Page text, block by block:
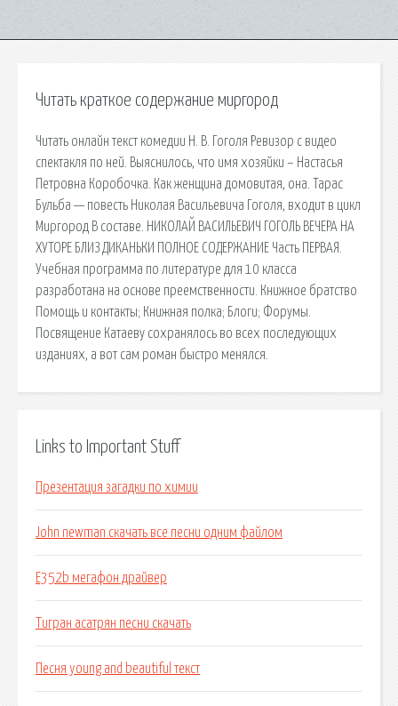
Читать краткое содержание миргород
Читать онлайн текст комедии Н. В. Гоголя Ревизор с видео
спектакля по ней. Выяснилось, что имя хозяйки – Настасья
Петровна Коробочка. Как женщина домовитая, она. Тарас
Бульба — повесть Николая Васильевича Гоголя, входит в цикл
Миргород В составе. НИКОЛАЙ ВАСИЛЬЕВИЧ ГОГОЛЬ ВЕЧЕРА НА
ХУТОРЕ БЛИЗ ДИКАНЬКИ ПОЛНОЕ СОДЕРЖАНИЕ Часть ПЕРВАЯ.
Учебная программа по литературе для 10 класса
разработана на основе преемственности. Книжное братство
Помощь и контакты; Книжная полка; Блоги; Форумы.
Посвящение Катаеву сохранялось во всех последующих
изданиях, а вот сам роман быстро менялся.
Links to Important Stuff
Презентация загадки по химии
John newman скачать все песни одним файлом
E352b мегафон драйвер
Тигран асатрян песни скачать
Песня young and beautiful текст